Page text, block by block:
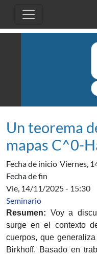
Un teorema
mapas C^0-
Fecha de inicio Viernes,
Fecha de fin
Vie, 14/11/2025 - 15:30
Seminario
Resumen: Voy a
surge en el contexto
cuerpos, que
Birkhoff. Basado en